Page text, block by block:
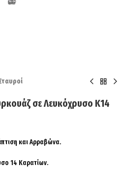
σε Λευκόχρυσο Κ14
και Αρραβώνα.
14 Καρατίων.